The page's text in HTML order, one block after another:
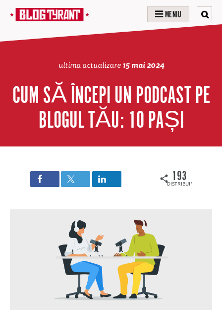
MENIU
ultima actualizare15 mai 2024
CUM SĂ ÎNCEPI UN PODCAST PE
BLOGUL TĂU: 10 PAȘI
DISTRIBUIRI
193